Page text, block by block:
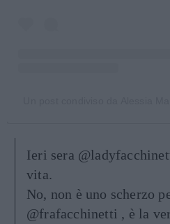
Ieri sera
vita.
No, non è uno scherzo
@frafacchinetti , è la